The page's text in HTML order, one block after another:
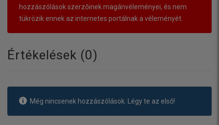
hozzászólások szerzőinek magánvéleményei, és nem
tükrözik ennek az internetes portálnak a véleményét.
Értékelések (0)
Még nincsenek hozzászólások. Légy te az első!